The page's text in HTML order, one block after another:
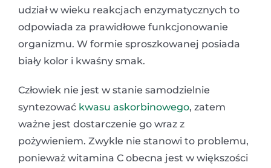
udział w wieku reakcjach enzymatycznych to
odpowiada za prawidłowe funkcjonowanie
organizmu. W formie sproszkowanej posiada
biały kolor i kwaśny smak.
Człowiek nie jest w stanie samodzielnie
syntezować kwasu askorbinowego, zatem
ważne jest dostarczenie go wraz z
pożywieniem. Zwykle nie stanowi to problemu,
ponieważ witamina C obecna jest w większości